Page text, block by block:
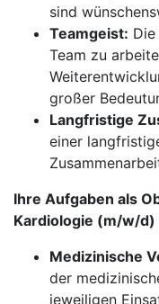
sind
Teamgeist:
Team zu
großer
Langfristige
einer
Ihre Aufgaben als
Kardiologie (m/w/d)
Medizinische
der
jeweiligen